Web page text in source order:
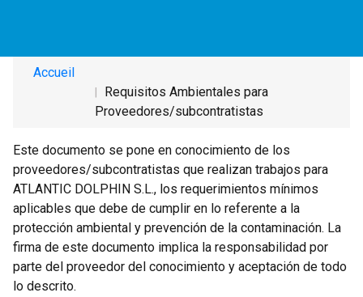
Accueil
Requisitos Ambientales para
Proveedores/subcontratistas
Este documento se pone en conocimiento de los
proveedores/subcontratistas que realizan trabajos para
ATLANTIC DOLPHIN S.L., los requerimientos mínimos
aplicables que debe de cumplir en lo referente a la
protección ambiental y prevención de la contaminación. La
firma de este documento implica la responsabilidad por
parte del proveedor del conocimiento y aceptación de todo
lo descrito.